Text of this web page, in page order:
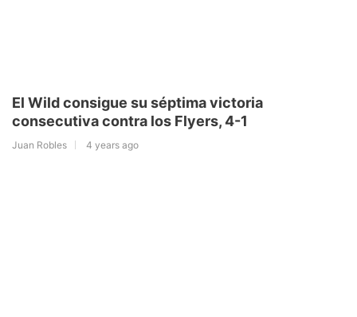
El Wild consigue su séptima victoria
consecutiva contra los Flyers, 4-1
Juan Robles 4 years ago